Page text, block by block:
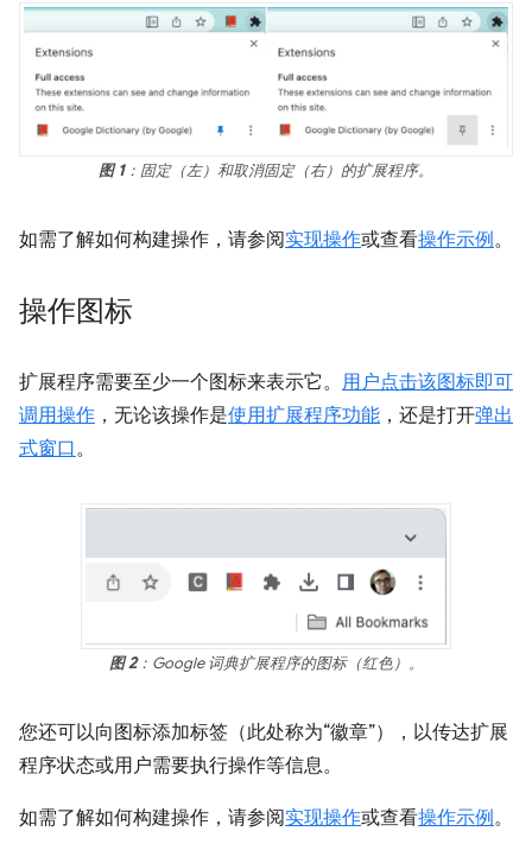
图 1：固定（左）和取消固定（右）的扩展程序。
如需了解如何构建操作，请参阅实现操作或查看操作示例。
操作图标
扩展程序需要至少一个图标来表示它。 用户点击该图标即可
调用操作 ，无论该操作是使用扩展程序功能 ，还是打开弹出
式窗口。
图 2：Google 词典扩展程序的图标（红色）。
您还可以向图标添加标签（此处称为“徽章”），以传达扩展
程序状态或用户需要执行操作等信息。
如需了解如何构建操作，请参阅实现操作或查看操作示例。